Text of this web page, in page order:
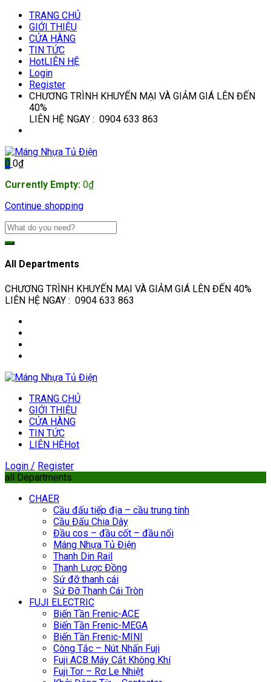
TRANG CHỦ
GIỚI THIỆU
CỬA HÀNG
TIN TỨC
HotLIÊN HỆ
Login
Register
CHƯƠNG TRÌNH KHUYẾN MẠI VÀ GIẢM GIÁ LÊN ĐẾN
40%
LIÊN HỆ NGAY : 0904 633 863
0 0₫
Currently Empty: 0₫
Continue shopping
All Departments
CHƯƠNG TRÌNH KHUYẾN MẠI VÀ GIẢM GIÁ LÊN ĐẾN 40%
LIÊN HỆ NGAY : 0904 633 863
TRANG CHỦ
GIỚI THIỆU
CỬA HÀNG
TIN TỨC
LIÊN HỆHot
Login / Register
all Departments
CHAER
Cầu đấu tiếp địa – cầu trung tính
Cầu Đấu Chia Dây
Đầu cos – đầu cốt – đầu nối
Máng Nhựa Tủ Điện
Thanh Din Rail
Thanh Lược Đồng
Sứ đỡ thanh cái
Sứ Đỡ Thanh Cái Tròn
FUJI ELECTRIC
Biến Tần Frenic-ACE
Biến Tần Frenic-MEGA
Biến Tần Frenic-MINI
Công Tắc – Nút Nhấn Fuji
Fuji ACB Máy Cắt Không Khí
Fuji Tor – Rơ Le Nhiệt